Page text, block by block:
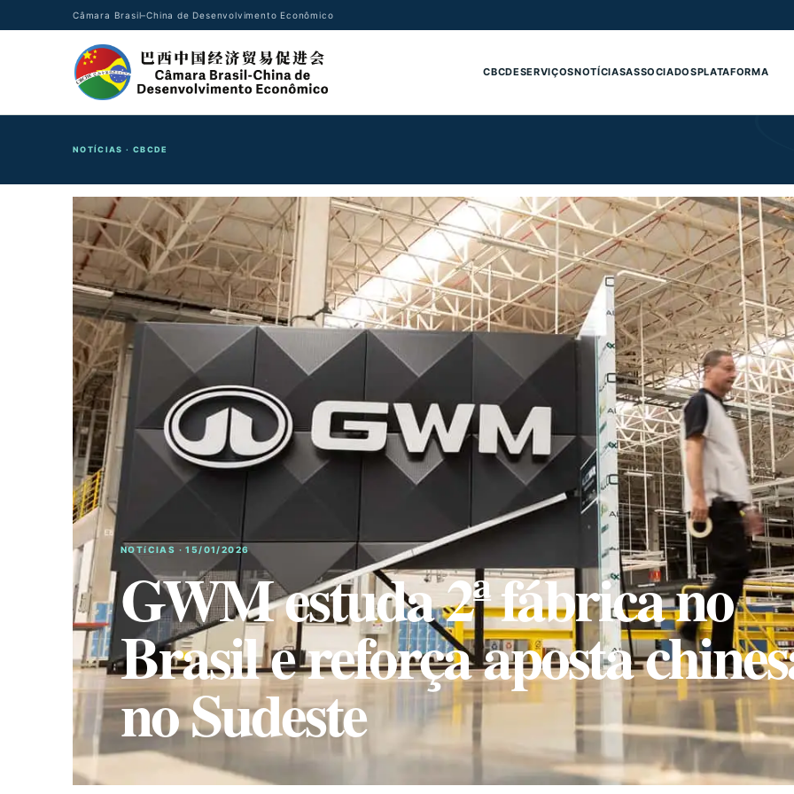
Câmara Brasil–China de Desenvolvimento Econômico
CBCDESERVIÇOSNOTÍCIASASSOCIADOSPLATAFORMA
NOTÍCIAS · CBCDE
NOTíCIAS · 15/01/2026
GWM estuda 2ª fábrica no
Brasil e reforça aposta
no Sudeste